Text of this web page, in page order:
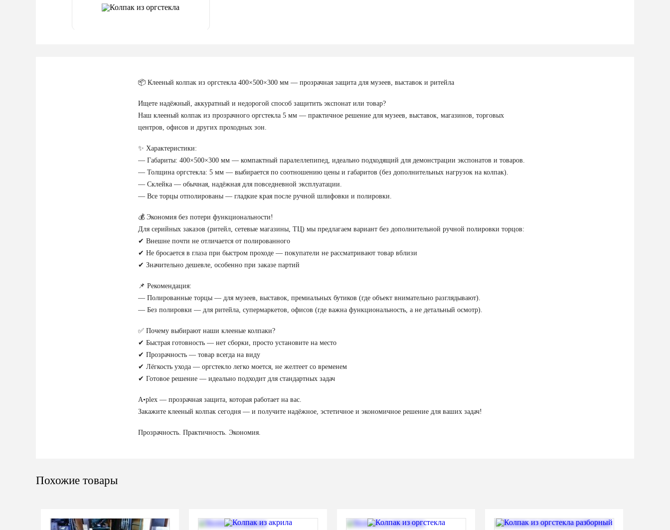
📦 Клееный колпак из оргстекла 400×500×300 мм — прозрачная защита для музеев, выставок и ритейла
Ищете надёжный, аккуратный и недорогой способ защитить экспонат или товар?
Наш клееный колпак из прозрачного оргстекла 5 мм — практичное решение для музеев, выставок, магазинов, торговых
центров, офисов и других проходных зон.
✨ Характеристики:
— Габариты: 400×500×300 мм — компактный паралеллепипед, идеально подходящий для демонстрации экспонатов и товаров.
— Толщина оргстекла: 5 мм — выбирается по соотношению цены и габаритов (без дополнительных нагрузок на колпак).
— Склейка — обычная, надёжная для повседневной эксплуатации.
— Все торцы отполированы — гладкие края после ручной шлифовки и полировки.
💰 Экономия без потери функциональности!
Для серийных заказов (ритейл, сетевые магазины, ТЦ) мы предлагаем вариант без дополнительной ручной полировки торцов:
✔ Внешне почти не отличается от полированного
✔ Не бросается в глаза при быстром проходе — покупатели не рассматривают товар вблизи
✔ Значительно дешевле, особенно при заказе партий
📌 Рекомендация:
— Полированные торцы — для музеев, выставок, премиальных бутиков (где объект внимательно разглядывают).
— Без полировки — для ритейла, супермаркетов, офисов (где важна функциональность, а не детальный осмотр).
✅ Почему выбирают наши клееные колпаки?
✔ Быстрая готовность — нет сборки, просто установите на место
✔ Прозрачность — товар всегда на виду
✔ Лёгкость ухода — оргстекло легко моется, не желтеет со временем
✔ Готовое решение — идеально подходит для стандартных задач
A•plex — прозрачная защита, которая работает на вас.
Закажите клееный колпак сегодня — и получите надёжное, эстетичное и экономичное решение для ваших задач!
Прозрачность. Практичность. Экономия.
Похожие товары